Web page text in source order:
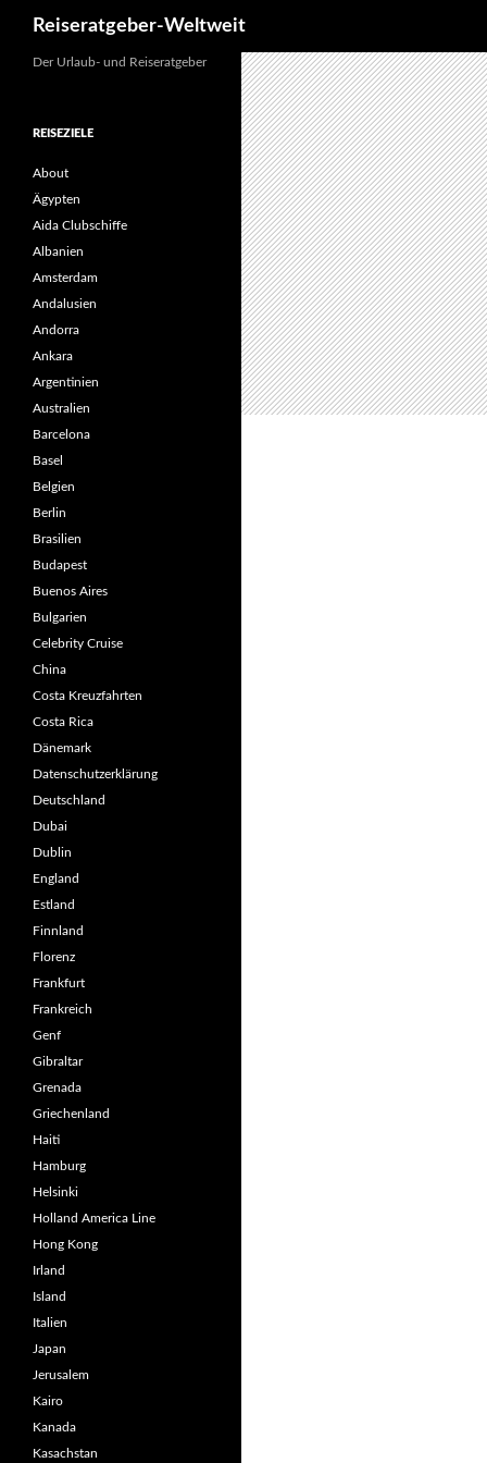
Reiseratgeber-Weltweit
Der Urlaub- und Reiseratgeber
REISEZIELE
About
Ägypten
Aida Clubschiffe
Albanien
Amsterdam
Andalusien
Andorra
Ankara
Argentinien
Australien
Barcelona
Basel
Belgien
Berlin
Brasilien
Budapest
Buenos Aires
Bulgarien
Celebrity Cruise
China
Costa Kreuzfahrten
Costa Rica
Dänemark
Datenschutzerklärung
Deutschland
Dubai
Dublin
England
Estland
Finnland
Florenz
Frankfurt
Frankreich
Genf
Gibraltar
Grenada
Griechenland
Haiti
Hamburg
Helsinki
Holland America Line
Hong Kong
Irland
Island
Italien
Japan
Jerusalem
Kairo
Kanada
Kasachstan